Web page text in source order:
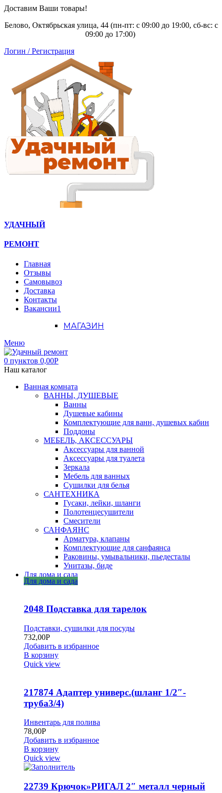
Доставим Ваши товары!
Белово, Октябрьская улица, 44 (пн-пт: с 09:00 до 19:00, сб-вс: с
09:00 до 17:00)
Логин / Регистрация
УДАЧНЫЙ
РЕМОНТ
Главная
Отзывы
Самовывоз
Доставка
Контакты
Вакансии1
МАГАЗИН
Меню
0 пунктов 0,00Р
Наш каталог
Ванная комната
ВАННЫ, ДУШЕВЫЕ
Ванны
Душевые кабины
Комплектующие для ванн, душевых кабин
Поддоны
МЕБЕЛЬ, АКСЕССУАРЫ
Аксессуары для ванной
Аксессуары для туалета
Зеркала
Мебель для ванных
Сушилки для белья
САНТЕХНИКА
Гусаки, лейки, шланги
Полотенцесушители
Смесители
САНФАЯНС
Арматура, клапаны
Комплектующие для санфаянса
Раковины, умывальники, пьедесталы
Унитазы, биде
Для дома и сада
Для дома и сада
2048 Подставка для тарелок
Подставки, сушилки для посуды
732,00Р
Добавить в избранное
В корзину
Quick view
217874 Адаптер универс.(шланг 1/2″-
труба3/4)
Инвентарь для полива
78,00Р
Добавить в избранное
В корзину
Quick view
22739 Крючок»РИГАЛ 2″ металл черный